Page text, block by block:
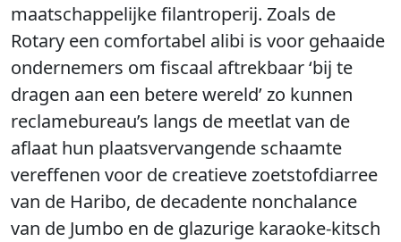
maatschappelijke filantroperij. Zoals de
Rotary een comfortabel alibi is voor gehaaide
ondernemers om fiscaal aftrekbaar ‘bij te
dragen aan een betere wereld’ zo kunnen
reclamebureau’s langs de meetlat van de
aflaat hun plaatsvervangende schaamte
vereffenen voor de creatieve zoetstofdiarree
van de Haribo, de decadente nonchalance
van de Jumbo en de glazurige karaoke-kitsch